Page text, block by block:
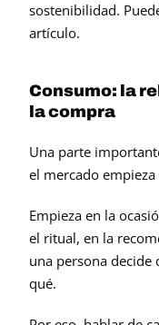
sostenibilidad.
artículo.
Consumo: la
la compra
Una parte
el mercado
Empieza en la
el ritual, en la
una persona
qué.